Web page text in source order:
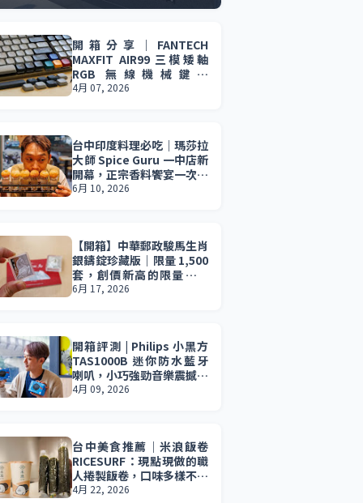
開箱分享｜FANTECH
MAXFIT AIR99 三模矮軸
RGB 無線機械鍵盤
(MK916) 輕薄設計 × 三模
4月 07, 2026
台中印度料理必吃｜瑪莎拉
大師 Spice Guru 一中店新
開幕，正宗香料饗宴一次滿
足，印度料理控必收藏。
6月 10, 2026
【開箱】中華郵政駿馬生肖
銀鑄錠珍藏版｜限量 1,500
套，創價新高的限量珍藏
版，真的值得收藏嗎？
6月 17, 2026
開箱評測 | Philips 小黑方
TAS1000B 迷你防水藍牙
喇叭，小巧強勁音樂震撼無
所不在。小資族 2026 最值
4月 09, 2026
台中美食推薦｜米浪飯卷
RICESURF：現點現做的職
人捲製飯卷，口味多樣不膩
口，清爽夏季午餐推薦必
4月 22, 2026